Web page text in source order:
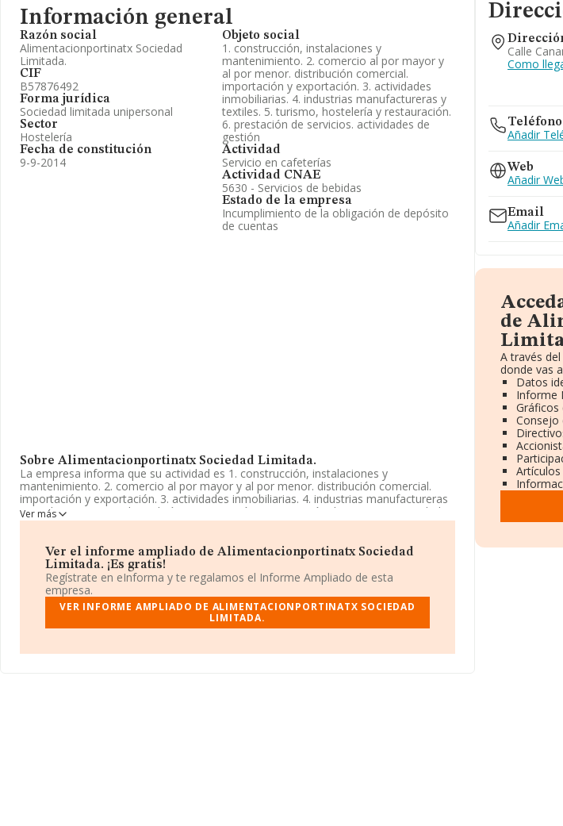
Información general
Razón social
Alimentacionportinatx Sociedad
Limitada.
CIF
B57876492
Forma jurídica
Sociedad limitada unipersonal
Sector
Hostelería
Fecha de constitución
9-9-2014
Objeto social
1. construcción, instalaciones y
mantenimiento. 2. comercio al por mayor y
al por menor. distribución comercial.
importación y exportación. 3. actividades
inmobiliarias. 4. industrias manufactureras y
textiles. 5. turismo, hostelería y restauración.
6. prestación de servicios. actividades de
gestión
Actividad
Servicio en cafeterías
Actividad CNAE
5630 - Servicios de bebidas
Estado de la empresa
Incumplimiento de la obligación de depósito
de cuentas
Sobre Alimentacionportinatx Sociedad Limitada.
La empresa informa que su actividad es 1. construcción, instalaciones y
mantenimiento. 2. comercio al por mayor y al por menor. distribución comercial.
importación y exportación. 3. actividades inmobiliarias. 4. industrias manufactureras
y textiles. 5. turismo, hostelería y restauración. 6. prestación de servicios. actividades
de gestión. La empresa está registrada como Sociedad Limitada. Su CNAE
actividad en mercados exteriores.
Teniendo en cuenta la información a disposición de INFORMA, ha contado con un
número de empleados inferior a la media de sector.
La empresa española Alimentacionportinatx Sociedad Limitada, NIF
B57876492, tiene su domicilio social establecido en Calle Canaries núm. 40 Piso 1 A,
Ver más
Ver el informe ampliado de Alimentacionportinatx Sociedad
Limitada. ¡Es gratis!
Regístrate en eInforma y te regalamos el Informe Ampliado de esta
empresa.
VER INFORME AMPLIADO DE ALIMENTACIONPORTINATX SOCIEDAD
LIMITADA.
Calle
Como
Teléfono
Añadir
Web
Añadir
Email
Añadir
de
A través
donde vas
Datos
Informe
Gráficos
Consejo